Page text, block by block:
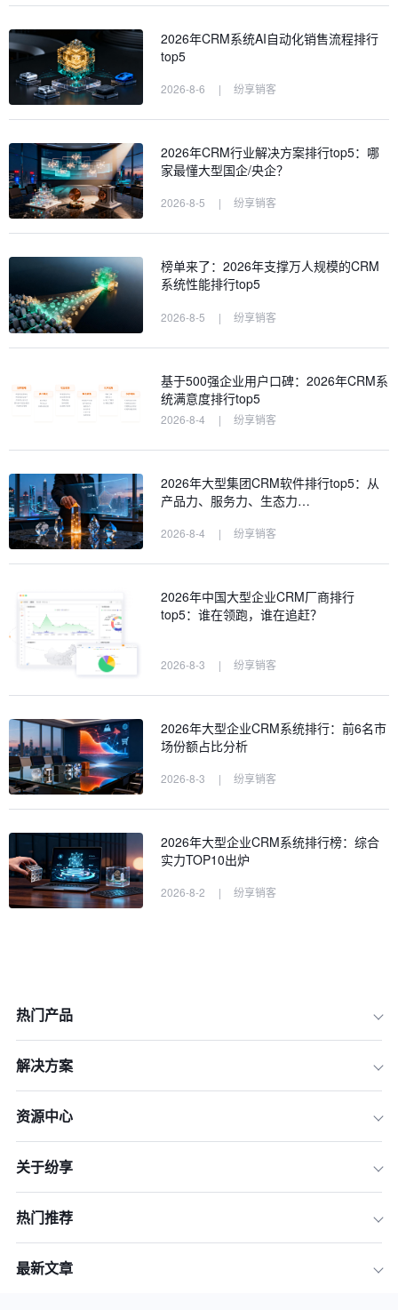
四、 细分领域佼佼者：小而美的选择
比表
2026年CRM系统AI自动化销售流程排行
top5
2026-8-6 | 纷享销客
2026年CRM行业解决方案排行top5：哪
家最懂大型国企/央企？
2026-8-5 | 纷享销客
榜单来了：2026年支撑万人规模的CRM
系统性能排行top5
2026-8-5 | 纷享销客
基于500强企业用户口碑：2026年CRM系
统满意度排行top5
2026-8-4 | 纷享销客
2026年大型集团CRM软件排行top5：从
产品力、服务力、生态力…
2026-8-4 | 纷享销客
2026年中国大型企业CRM厂商排行
top5：谁在领跑，谁在追赶？
2026-8-3 | 纷享销客
2026年大型企业CRM系统排行：前6名市
场份额占比分析
2026-8-3 | 纷享销客
2026年大型企业CRM系统排行榜：综合
实力TOP10出炉
2026-8-2 | 纷享销客
热门产品
解决方案
资源中心
关于纷享
热门推荐
最新文章